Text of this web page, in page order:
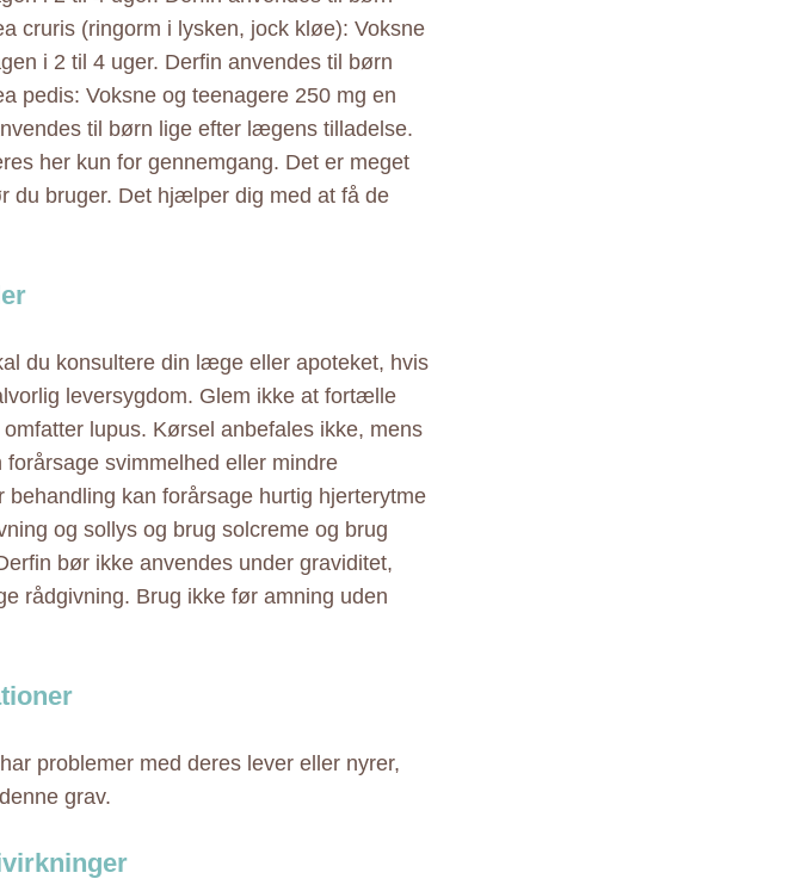
cruris (ringorm i lysken, jock kløe): Voksne
i 2 til 4 uger. Derfin anvendes til børn
pedis: Voksne og teenagere 250 mg en
til børn lige efter lægens tilladelse.
her kun for gennemgang. Det er meget
du bruger. Det hjælper dig med at få de
du konsultere din læge eller apoteket, hvis
leversygdom. Glem ikke at fortælle
lupus. Kørsel anbefales ikke, mens
svimmelhed eller mindre
kan forårsage hurtig hjerterytme
og sollys og brug solcreme og brug
bør ikke anvendes under graviditet,
rådgivning. Brug ikke før amning uden
problemer med deres lever eller nyrer,
grav.